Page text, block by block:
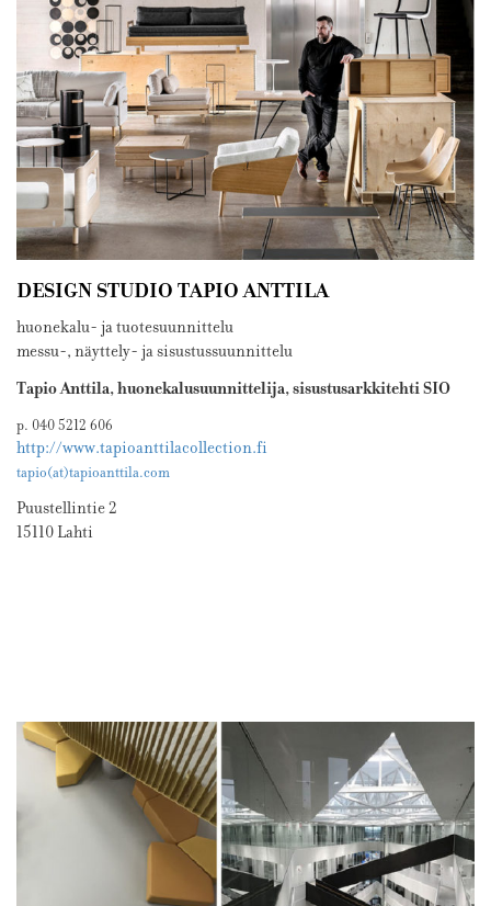
DESIGN STUDIO TAPIO ANTTILA
huonekalu- ja tuotesuunnittelu
messu-, näyttely- ja sisustussuunnittelu
Tapio Anttila, huonekalusuunnittelija, sisustusarkkitehti SIO
p. 040 5212 606
http://www.tapioanttilacollection.fi
tapio(at)tapioanttila.com
Puustellintie 2
15110 Lahti